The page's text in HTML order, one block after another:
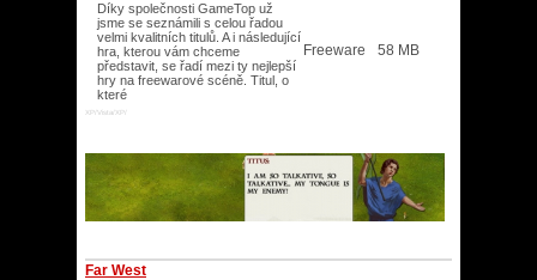
Díky společnosti GameTop už
jsme se seznámili s celou řadou
velmi kvalitních titulů. A i následující
hra, kterou vám chceme
představit, se řadí mezi ty nejlepší
hry na freewarové scéně. Titul, o
které
XP/Vista/XP/
Freeware 58 MB
Far West